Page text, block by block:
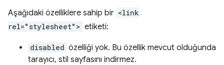
Aşağıdaki özelliklere sahip bir <link
rel="stylesheet"> etiketi:
disabled özelliği yok. Bu özellik mevcut olduğunda
tarayıcı, stil sayfasını indirmez.